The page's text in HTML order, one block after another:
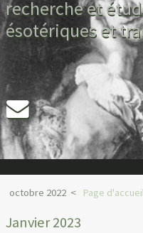
recherche et
ésotériques et
octobre 2022 Page
Janvier 2023